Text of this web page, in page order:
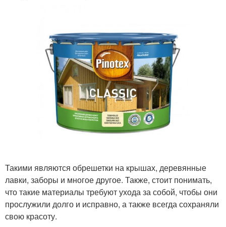
Такими являются обрешетки на крышах, деревянные
лавки, заборы и многое другое. Также, стоит понимать,
что такие материалы требуют ухода за собой, чтобы они
прослужили долго и исправно, а также всегда сохраняли
свою красоту.